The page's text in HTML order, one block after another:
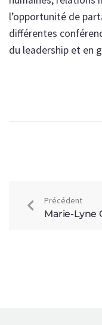
l’opportunité de
différentes
du leadership et en
Précédent
Marie-Lyne